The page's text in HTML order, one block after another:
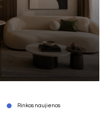
Rinkos naujienos